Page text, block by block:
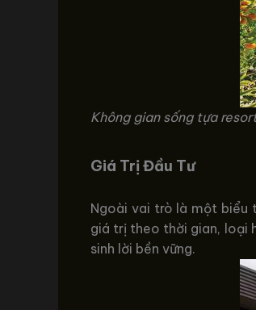
Không gian sống tựa
Giá Trị Đầu Tư
Ngoài vai trò là một biểu
giá trị theo thời gian, loại
sinh lời bền vững.